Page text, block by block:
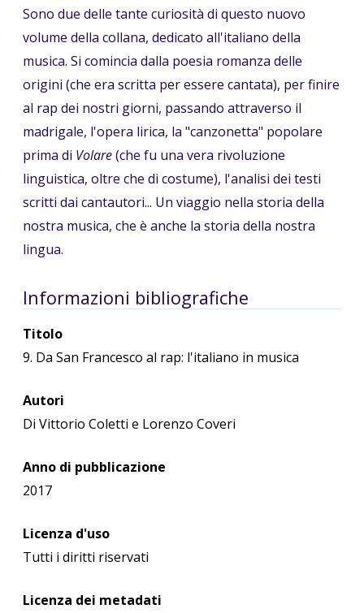
Sono due delle tante curiosità di questo nuovo
volume della collana, dedicato all'italiano della
musica. Si comincia dalla poesia romanza delle
origini (che era scritta per essere cantata), per finire
al rap dei nostri giorni, passando attraverso il
madrigale, l'opera lirica, la "canzonetta" popolare
prima di Volare(che fu una vera rivoluzione
linguistica, oltre che di costume), l'analisi dei testi
scritti dai cantautori... Un viaggio nella storia della
nostra musica, che è anche la storia della nostra
lingua.
Informazioni bibliografiche
Titolo
9. Da San Francesco al rap: l'italiano in musica
Autori
Di Vittorio Coletti e Lorenzo Coveri
Anno di pubblicazione
2017
Licenza d'uso
Tutti i diritti riservati
Licenza dei metadati